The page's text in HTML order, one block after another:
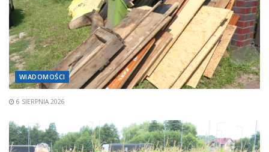
WIADOMOŚCI
6 SIERPNIA 2026